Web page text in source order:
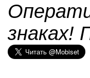
знаках!